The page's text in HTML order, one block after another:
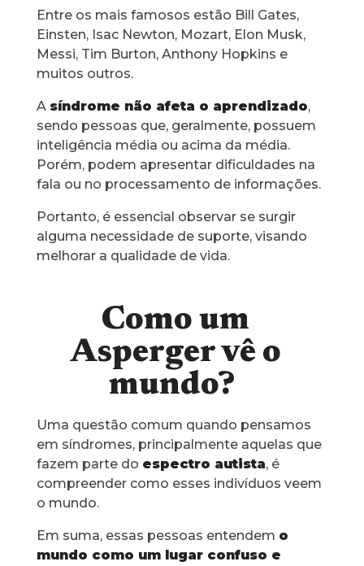
Entre os mais famosos estão Bill Gates,
Einsten, Isac Newton, Mozart, Elon Musk,
Messi, Tim Burton, Anthony Hopkins e
muitos outros.
A síndrome não afeta o aprendizado,
sendo pessoas que, geralmente, possuem
inteligência média ou acima da média.
Porém, podem apresentar dificuldades na
fala ou no processamento de informações.
Portanto, é essencial observar se surgir
alguma necessidade de suporte, visando
melhorar a qualidade de vida.
Como um
Asperger vê o
mundo?
Uma questão comum quando pensamos
em síndromes, principalmente aquelas que
fazem parte do espectro autista, é
compreender como esses indivíduos veem
o mundo.
Em suma, essas pessoas entendem o
mundo como um lugar confuso e